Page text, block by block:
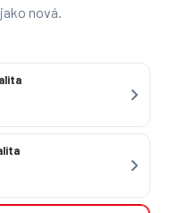
nová.